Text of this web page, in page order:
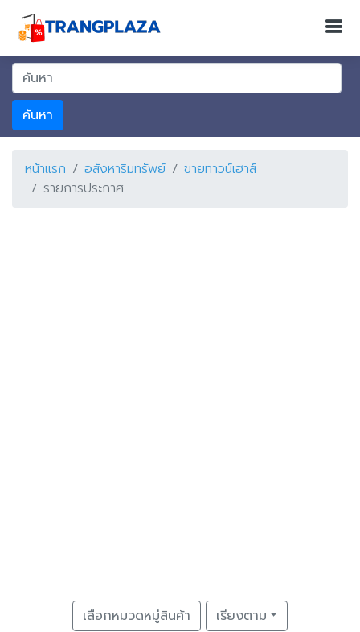
ค้นหา
หน้าแรก อสังหาริมทรัพย์
ขายทาวน์เฮาส์
รายการประกาศ
เลือกหมวดหมู่สินค้า เรียงตาม